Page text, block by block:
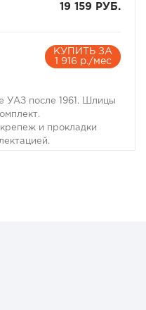
19 159 РУБ.
КУПИТЬ ЗА
1 916 р./мес
УАЗ после 1961. Шлицы
и прокладки